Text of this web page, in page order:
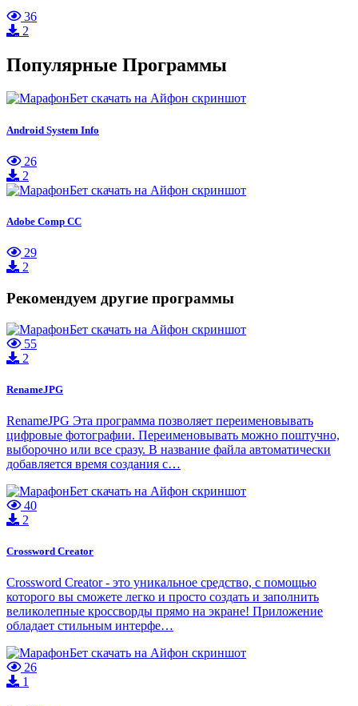
36
2
Популярные Программы
Android System Info
26
2
Adobe Comp CC
29
2
Рекомендуем другие программы
55
2
RenameJPG
RenameJPG Эта программа позволяет переименовывать
цифровые фотографии. Переименовывать можно поштучно,
выборочно или все сразу. В название файла автоматически
добавляется время создания с…
40
2
Crossword Creator
Crossword Creator - это уникальное средство, с помощью
которого вы сможете легко и просто создать и заполнить
великолепные кроссворды прямо на экране! Приложение
обладает стильным интерфе…
26
1